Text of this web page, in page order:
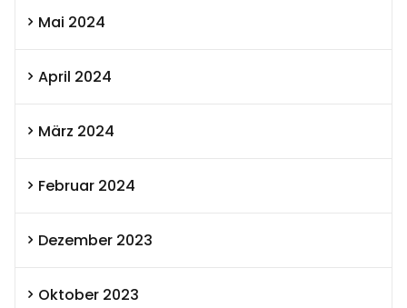
Mai 2024
April 2024
März 2024
Februar 2024
Dezember 2023
Oktober 2023